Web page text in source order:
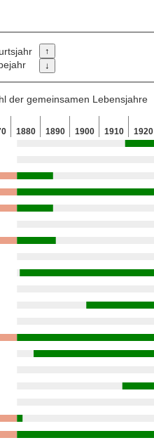
der gemeinsamen Lebensjahre
1880 1890 1900 1910 1920